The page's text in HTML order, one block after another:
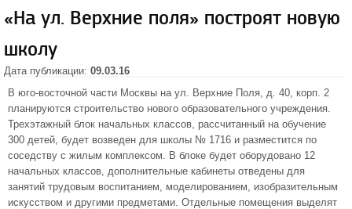
«На ул. Верхние поля» построят новую
школу
Дата публикации: 09.03.16
В юго-восточной части Москвы на ул. Верхние Поля, д. 40, корп. 2
планируются строительство нового образовательного учреждения.
Трехэтажный блок начальных классов, рассчитанный на обучение
300 детей, будет возведен для школы № 1716 и разместится по
соседству с жилым комплексом. В блоке будет оборудовано 12
начальных классов, дополнительные кабинеты отведены для
занятий трудовым воспитанием, моделированием, изобразительным
искусством и другими предметами. Отдельные помещения выделят